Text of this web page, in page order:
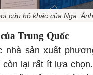
cứu hộ khác của Nga.
Trung Quốc
nhà sản xuất
lại rất ít lựa